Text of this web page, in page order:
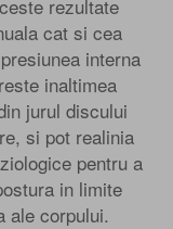
rezultate
cat si cea
interna
inaltimea
jurul discului
si pot realinia
pentru a
in limite
ale corpului.